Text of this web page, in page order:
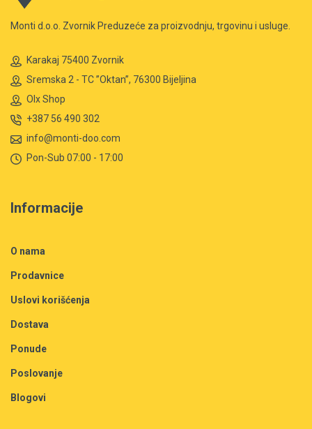
Monti d.o.o. Zvornik Preduzeće za proizvodnju, trgovinu i usluge.
Karakaj 75400 Zvornik
Sremska 2 - TC ”Oktan”, 76300 Bijeljina
Olx Shop
+387 56 490 302
info@monti-doo.com
Pon-Sub 07:00 - 17:00
Informacije
O nama
Prodavnice
Uslovi korišćenja
Dostava
Ponude
Poslovanje
Blogovi